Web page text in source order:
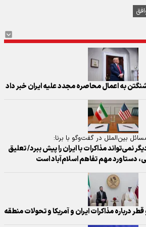
به اعمال محاصره مجدد علیه ایران خبر داد
بین‌الملل در گفت‌وگو با برنا:
نمی‌تواند مذاکرات با ایران را پیش ببرد/ تعلیق
دستاورد مهم تفاهم اسلام‌آباد است
درباره مذاکرات ایران و آمریکا و تحولات منطقه